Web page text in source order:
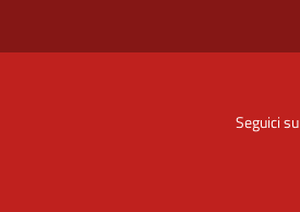
Seguici su